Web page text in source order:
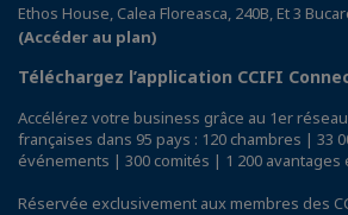
Ethos House, Calea Floreasca, 240B, Et 3
(Accéder au plan)
Téléchargez l’application CCIFI
Accélérez votre business grâce au 1er
françaises dans 95 pays : 120 chambres | 33
événements | 300 comités | 1 200 avantages
Réservée exclusivement aux membres des